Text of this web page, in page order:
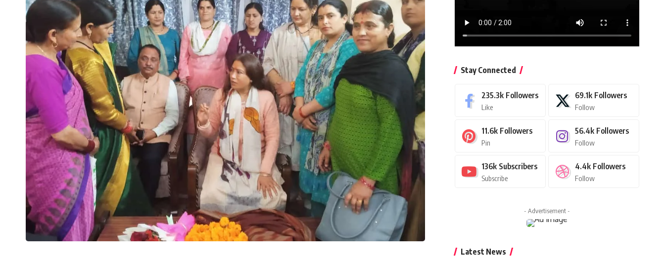
Stay Connected
235.3k Followers
Like
69.1k Followers
Follow
11.6k Followers
Pin
56.4k Followers
Follow
136k Subscribers
Subscribe
4.4k Followers
Follow
- Advertisement -
Latest News